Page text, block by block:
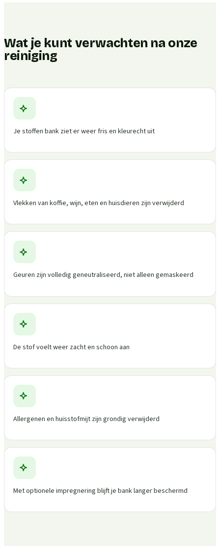
Wat je kunt verwachten na onze
reiniging
Je stoffen bank ziet er weer fris en kleurecht uit
Vlekken van koffie, wijn, eten en huisdieren zijn verwijderd
Geuren zijn volledig geneutraliseerd, niet alleen gemaskeerd
De stof voelt weer zacht en schoon aan
Allergenen en huisstofmijt zijn grondig verwijderd
Met optionele impregnering blijft je bank langer beschermd